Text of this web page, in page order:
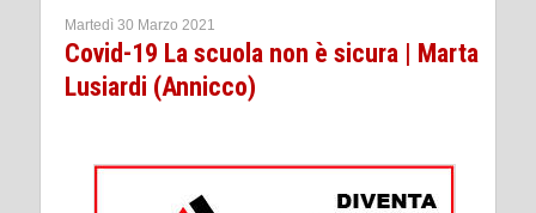
Martedì 30 Marzo 2021
Covid-19 La scuola non è sicura | Marta
Lusiardi (Annicco)